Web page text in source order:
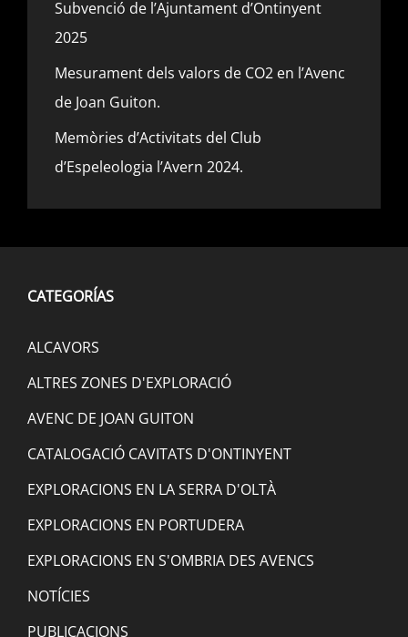
Subvenció de l’Ajuntament d’Ontinyent
2025
Mesurament dels valors de CO2 en l’Avenc
de Joan Guiton.
Memòries d’Activitats del Club
d’Espeleologia l’Avern 2024.
CATEGORÍAS
ALCAVORS
ALTRES ZONES D'EXPLORACIÓ
AVENC DE JOAN GUITON
CATALOGACIÓ CAVITATS D'ONTINYENT
EXPLORACIONS EN LA SERRA D'OLTÀ
EXPLORACIONS EN PORTUDERA
EXPLORACIONS EN S'OMBRIA DES AVENCS
NOTÍCIES
PUBLICACIONS